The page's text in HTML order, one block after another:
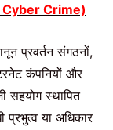
Crime)
प्रवर्तन संगठनों,
कंपनियों और
सहयोग स्थापित
प्रभुत्व या अधिकार